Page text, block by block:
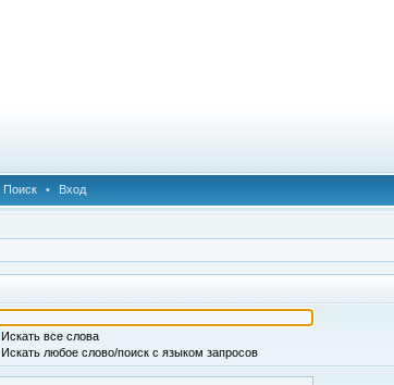
Поиск • Вход
Искать все слова
Искать любое слово/поиск с языком запросов